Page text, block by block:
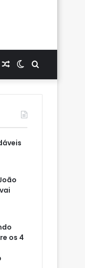
Procurar
por
Switch
skin
Artigo
aleatório
os 4